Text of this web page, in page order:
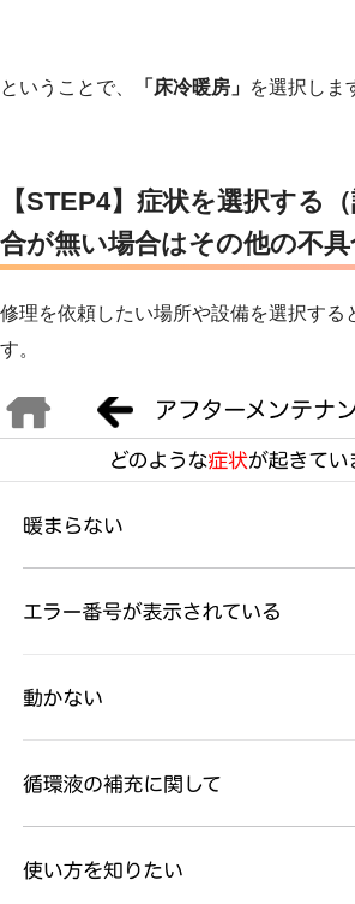
ということで、 「床冷暖房」 を選択しま
【STEP4】症状を選択する
合が無い場合はその他の不具
修理を依頼したい場所や設備を選択する
す。